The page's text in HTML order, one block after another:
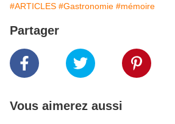
#ARTICLES #Gastronomie #mémoire
Partager
Vous aimerez aussi